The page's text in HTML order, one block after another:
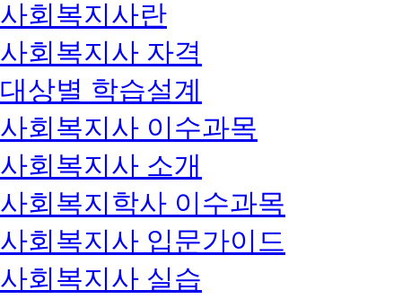
사회복지사란
사회복지사 자격
대상별 학습설계
사회복지사 이수과목
사회복지사 소개
사회복지학사 이수과목
사회복지사 입문가이드
사회복지사 실습